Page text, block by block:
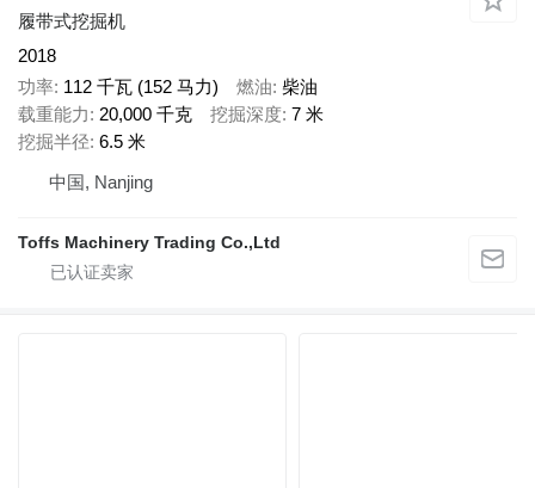
履带式挖掘机
2018
功率 112 千瓦 (152 马力) 燃油 柴油
载重能力
20,000 千克 挖掘深度 7 米
挖掘半径 6.5 米
中国, Nanjing
Toffs Machinery Trading Co.,Ltd